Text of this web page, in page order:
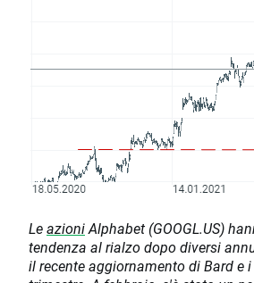
LeazioniAlphabet (GOOGL.US)
tendenza al rialzo dopo diversi
il recente aggiornamento di Bard e